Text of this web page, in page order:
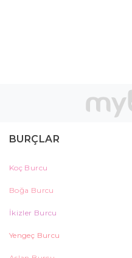
BURÇLAR
Koç Burcu
Boğa Burcu
İkizler Burcu
Yengeç Burcu